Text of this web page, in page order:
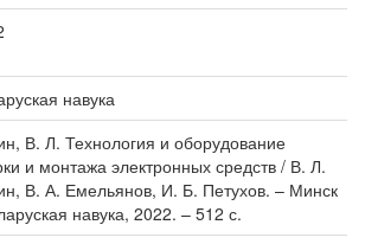
навука
В. Л. Технология и оборудование
и монтажа электронных средств / В. Л.
В. А. Емельянов, И. Б. Петухов. – Минск
навука, 2022. – 512 с.